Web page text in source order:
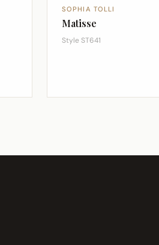
SOPHIA TOLLI
Matisse
Style ST641